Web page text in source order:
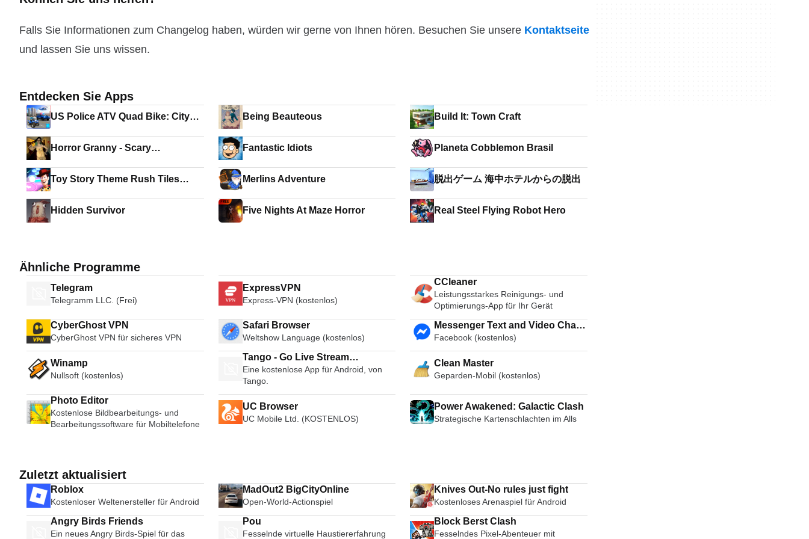
Falls Sie Informationen zum Changelog haben, würden wir gerne von Ihnen hören. Besuchen Sie unsere Kontaktseite
und lassen Sie uns wissen.
Entdecken Sie Apps
US Police ATV Quad Bike: City
Being Beauteous Build It: Town Craft
Horror Granny - Scary
Fantastic Idiots Planeta Cobblemon Brasil
Toy Story Theme Rush Tiles
Merlins Adventure 脱出ゲーム 海中ホテルからの脱出
Hidden Survivor Five Nights At Maze Horror Real Steel Flying Robot Hero
Ähnliche Programme
Telegram
Telegramm LLC. (Frei)
ExpressVPN
Express-VPN (kostenlos)
CCleaner
Leistungsstarkes Reinigungs- und
Optimierungs-App für Ihr Gerät
CyberGhost VPN
CyberGhost VPN für sicheres VPN
Safari Browser
Weltshow Language (kostenlos)
Messenger Text and Video Chat
for Free
Facebook (kostenlos)
Winamp
Nullsoft (kostenlos)
Tango - Go Live Stream
Broadcast Live Video Chat
Eine kostenlose App für Android, von
Tango.
Clean Master
Geparden-Mobil (kostenlos)
Photo Editor
Kostenlose Bildbearbeitungs- und
Bearbeitungssoftware für Mobiltelefone
UC Browser
UC Mobile Ltd. (KOSTENLOS)
Power Awakened: Galactic Clash
Strategische Kartenschlachten im Alls
Zuletzt aktualisiert
Roblox
Kostenloser Weltenersteller für Android
MadOut2 BigCityOnline
Open-World-Actionspiel
Knives Out-No rules just fight
Kostenloses Arenaspiel für Android
Angry Birds Friends
Ein neues Angry Birds-Spiel für das
Pou
Fesselnde virtuelle Haustiererfahrung
Block Berst Clash
Fesselndes Pixel-Abenteuer mit